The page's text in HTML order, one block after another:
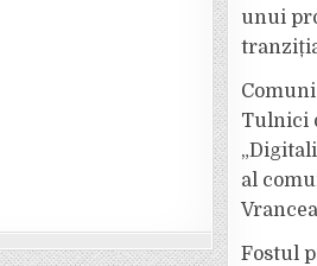
unui
Tulnici
al
Fostul